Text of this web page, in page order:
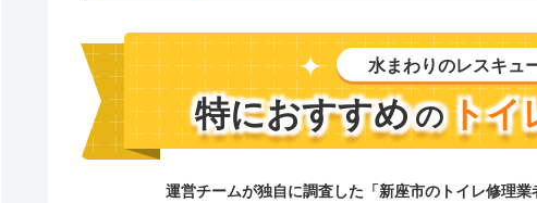
水まわりのレスキュ
特におすすめのトイ
運営チームが独自に調査した「新座市のトイレ修理